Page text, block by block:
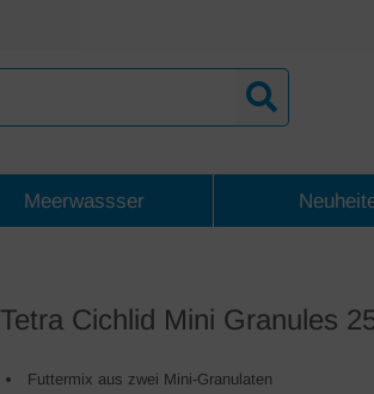
Meerwassser
Tetra Cichlid Mini Granules
Futtermix aus zwei Mini-Granulaten